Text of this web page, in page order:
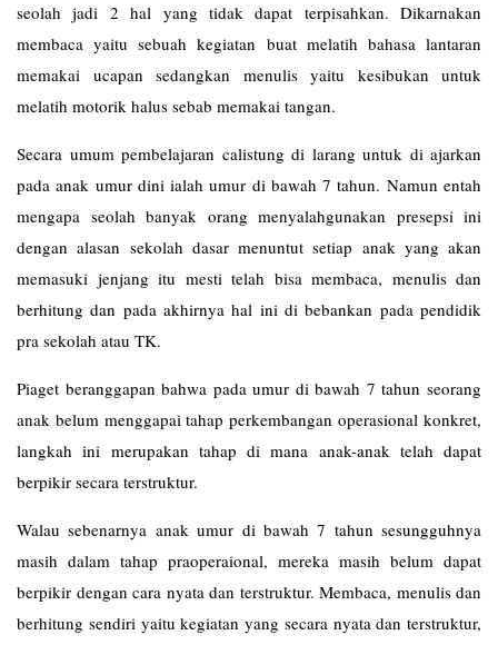
seolah jadi 2 hal yang tidak dapat terpisahkan. Dikarnakan
membaca yaitu sebuah kegiatan buat melatih bahasa lantaran
memakai ucapan sedangkan menulis yaitu kesibukan untuk
melatih motorik halus sebab memakai tangan.
Secara umum pembelajaran calistung di larang untuk di ajarkan
pada anak umur dini ialah umur di bawah 7 tahun. Namun entah
mengapa seolah banyak orang menyalahgunakan presepsi ini
dengan alasan sekolah dasar menuntut setiap anak yang akan
memasuki jenjang itu mesti telah bisa membaca, menulis dan
berhitung dan pada akhirnya hal ini di bebankan pada pendidik
pra sekolah atau TK.
Piaget beranggapan bahwa pada umur di bawah 7 tahun seorang
anak belum menggapai tahap perkembangan operasional konkret,
langkah ini merupakan tahap di mana anak-anak telah dapat
berpikir secara terstruktur.
Walau sebenarnya anak umur di bawah 7 tahun sesungguhnya
masih dalam tahap praoperaional, mereka masih belum dapat
berpikir dengan cara nyata dan terstruktur. Membaca, menulis dan
berhitung sendiri yaitu kegiatan yang secara nyata dan terstruktur,